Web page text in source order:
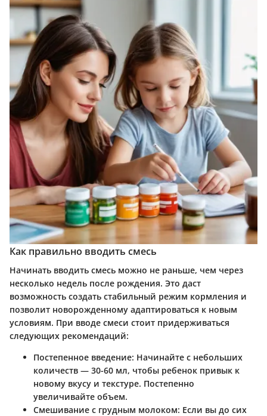
Как правильно вводить смесь
Начинать вводить смесь можно не раньше, чем через
несколько недель после рождения. Это даст
возможность создать стабильный режим кормления и
позволит новорожденному адаптироваться к новым
условиям. При вводе смеси стоит придерживаться
следующих рекомендаций:
Постепенное введение: Начинайте с небольших
количеств — 30-60 мл, чтобы ребенок привык к
новому вкусу и текстуре. Постепенно
увеличивайте объем.
Смешивание с грудным молоком: Если вы до сих